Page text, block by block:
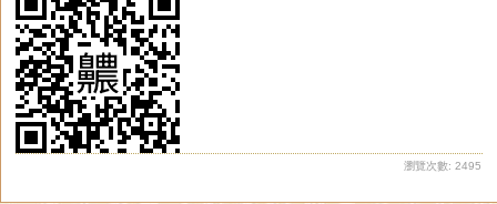
瀏覽次數: 2495